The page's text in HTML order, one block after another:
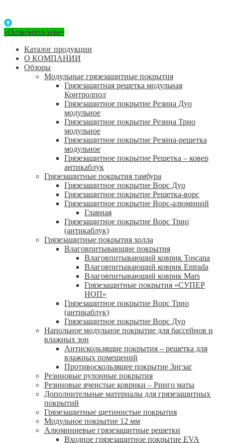
«Позвонить нам»
Каталог продукции
О КОМПАНИИ
Обзоры
Модульные грязезащитные покрытия
Грязезащитная решетка модульная
Контролпол
Грязезащитное покрытие Резина Дуо
модульное
Грязезащитное покрытие Резина Трио
модульное
Грязезащитное покрытие Резина-решетка
модульное
Грязезащитное покрытие Решетка – ковер
антикаблук
Грязезащитные покрытия тамбура
Грязезащитное покрытие Ворс Дуо
Грязезащитное покрытие Решетка-ворс
Грязезащитное покрытие Ворс-алюминий
Главная
Грязезащитное покрытие Ворс Трио
(антикаблук)
Грязезащитные покрытия холла
Влаговпитывающие покрытия
Влаговпитывающий коврик Toscana
Влаговпитывающий коврик Entrada
Влаговпитывающий коврик Mars
Грязезащитные покрытия «СУПЕР
НОП»
Грязезащитное покрытие Ворс Трио
(антикаблук)
Грязезащитное покрытие Ворс Дуо
Напольное модульное покрытие для бассейнов и
влажных зон
Антискользящие покрытия – решетка для
влажных помещений
Противоскользящее покрытие Зигзаг
Резиновые рулонные покрытия
Резиновые ячеистые коврики – Ринго маты
Дополнительные материалы для грязезащитных
покрытий
Грязезащитные щетинистые покрытия
Модульное покрытие 12 мм
Алюминиевые грязезащитные решетки
Входное грязезащитное покрытие EVA